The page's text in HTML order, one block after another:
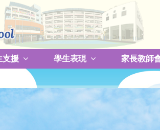
支援 學生表現 家長教師